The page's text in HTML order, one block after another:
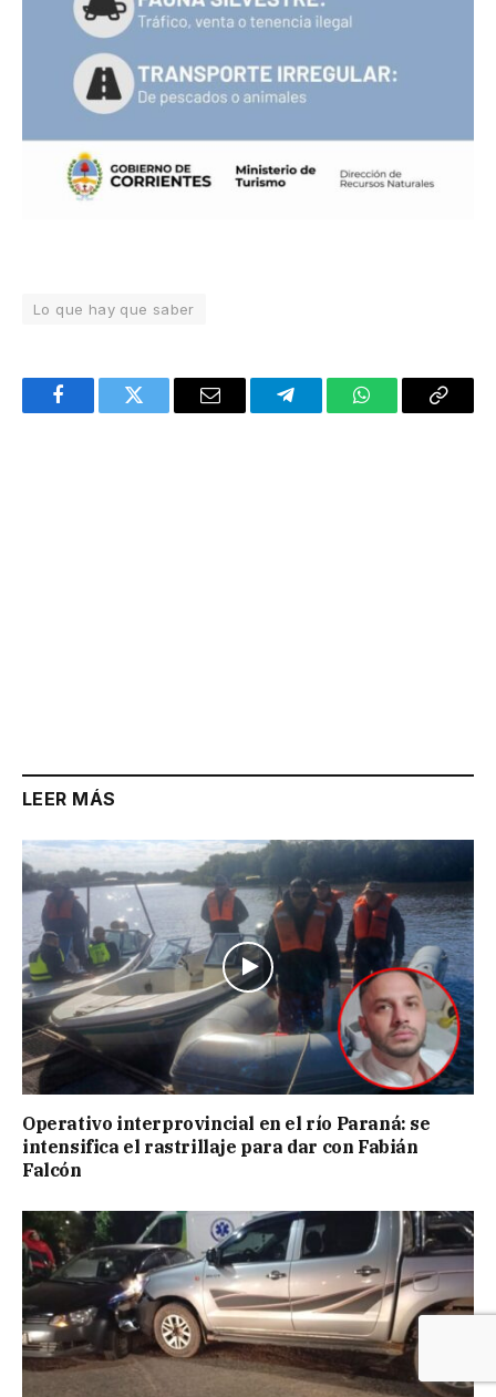
Lo que hay que saber
FacebookTwitter Email TelegramWhatsAppCopy
LEER MÁS
Operativo interprovincial en el río Paraná: se
intensifica el rastrillaje para dar con Fabián
Falcón